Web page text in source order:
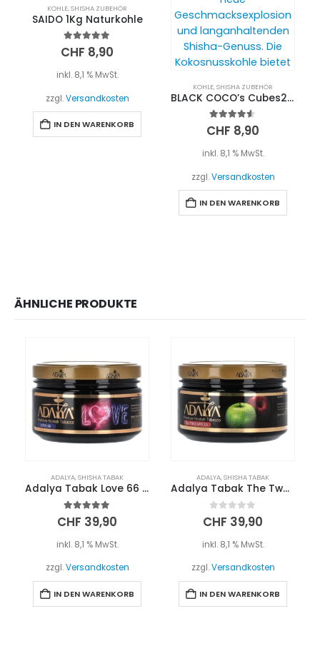
KOHLE,SHISHA ZUBEHÖR
SAIDO 1Kg Naturkohle
5.00out of 5
CHF 8,90
inkl. 8,1 % MwSt.
zzgl.Versandkosten
IN DEN WARENKORB
KOHLE,SHISHA ZUBEHÖR
BLACK COCO’s Cubes26 1kg
4.50out of 5
CHF 8,90
inkl. 8,1 % MwSt.
zzgl.Versandkosten
IN DEN WARENKORB
ÄHNLICHE PRODUKTE
ADALYA,SHISHA TABAK
Adalya Tabak Love 66 200g
5.00 out of 5
CHF 39,90
inkl. 8,1 % MwSt.
zzgl.Versandkosten
IN DEN WARENKORB
ADALYA,SHISHA TABAK
Adalya Tabak The Two Apples 200g
0out of 5
CHF 39,90
inkl. 8,1 % MwSt.
zzgl.Versandkosten
IN DEN WARENKORB